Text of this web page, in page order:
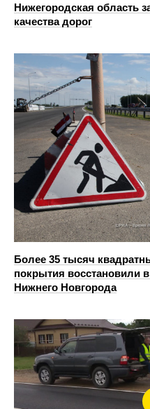
Нижегородская область
качества дорог
Более 35 тысяч
покрытия восстановили
Нижнего Новгорода